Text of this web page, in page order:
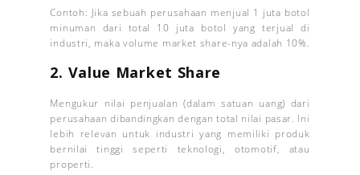
Contoh: Jika sebuah perusahaan menjual 1 juta botol
minuman dari total 10 juta botol yang terjual di
industri, maka volume market share-nya adalah 10%.
2. Value Market Share
Mengukur nilai penjualan (dalam satuan uang) dari
perusahaan dibandingkan dengan total nilai pasar. Ini
lebih relevan untuk industri yang memiliki produk
bernilai tinggi seperti teknologi, otomotif, atau
properti.